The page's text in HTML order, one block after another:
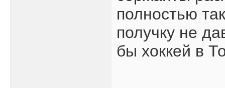
полностью
получку не
бы хоккей в